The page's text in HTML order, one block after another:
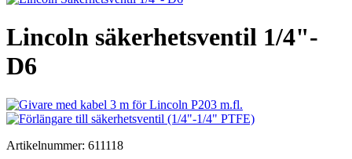
Lincoln säkerhetsventil 1/4"-
D6
Artikelnummer: 611118